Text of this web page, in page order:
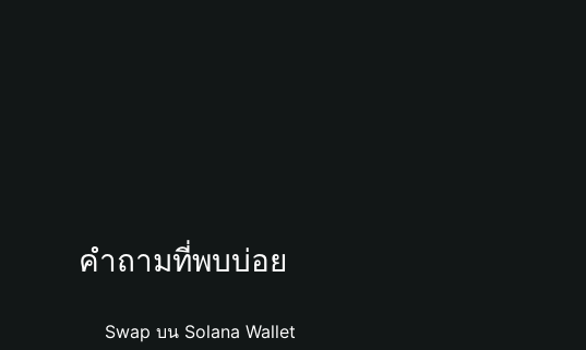
คำถามที่พบบ่อย
Swap บน Solana Wallet